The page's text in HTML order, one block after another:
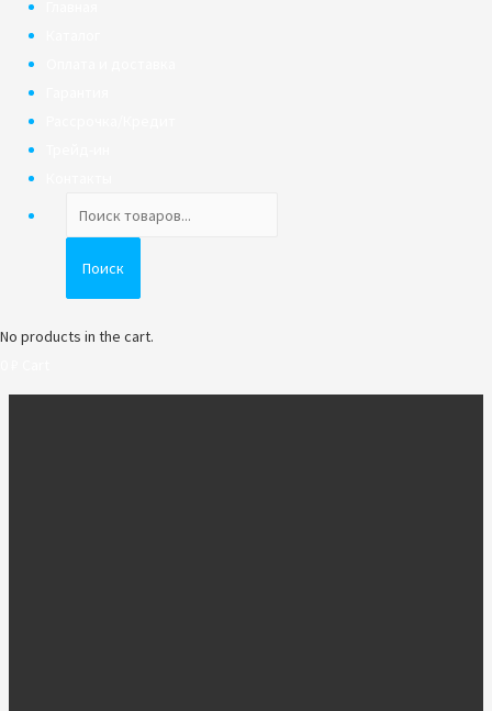
товаров
Поиск
No products in the cart.